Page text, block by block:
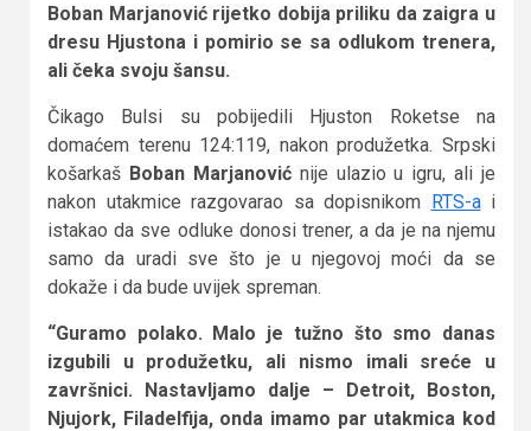
Boban Marjanović rijetko dobija priliku da zaigra u
dresu Hjustona i pomirio se sa odlukom trenera,
ali čeka svoju šansu.
Čikago Bulsi su pobijedili Hjuston Roketse na
domaćem terenu 124:119, nakon produžetka. Srpski
košarkaš Boban Marjanović nije ulazio u igru, ali je
nakon utakmice razgovarao sa dopisnikom RTS-ai
istakao da sve odluke donosi trener, a da je na njemu
samo da uradi sve što je u njegovoj moći da se
dokaže i da bude uvijek spreman.
“Guramo polako. Malo je tužno što smo danas
izgubili u produžetku, ali nismo imali sreće u
završnici. Nastavljamo dalje – Detroit, Boston,
Njujork, Filadelfija, onda imamo par utakmica kod